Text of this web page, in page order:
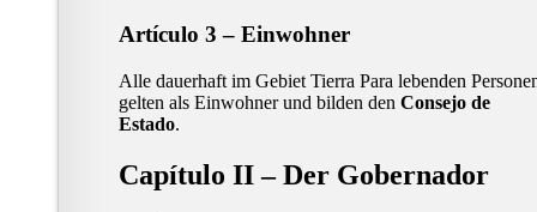
Artículo 3 – Einwohner
Alle dauerhaft im Gebiet Tierra Para lebenden
gelten als Einwohner und bilden den Consejo de
Estado.
Capítulo II – Der Gobernador